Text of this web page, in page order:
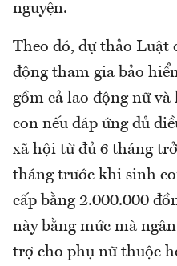
nguyện.
Theo đó, dự thảo Luật
động tham gia bảo
gồm cả lao động nữ
con nếu đáp ứng đủ
xã hội từ đủ 6 tháng
tháng trước khi sinh
cấp bằng 2.000.000
này bằng mức mà
trợ cho phụ nữ thuộc